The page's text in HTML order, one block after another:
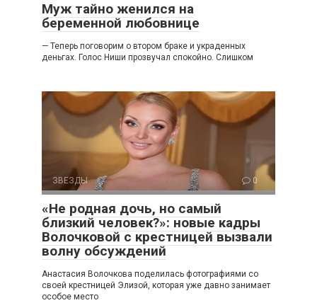
Муж тайно женился на
беременной любовнице
— Теперь поговорим о втором браке и украденных
деньгах. Голос Ниши прозвучал спокойно. Слишком
ЗВЕЗДЫ 0
«Не родная дочь, но самый
близкий человек?»: новые кадры
Волочковой с крестницей вызвали
волну обсуждений
Анастасия Волочкова поделилась фотографиями со
своей крестницей Элизой, которая уже давно занимает
особое место